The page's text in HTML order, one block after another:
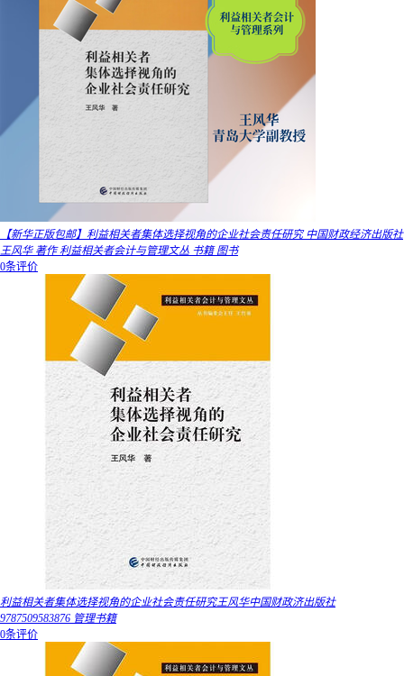
【新华正版包邮】利益相关者集体选择视角的企业社会责任研究 中国财政经济出版社
王风华 著作 利益相关者会计与管理文丛 书籍 图书
0条评价
利益相关者集体选择视角的企业社会责任研究王风华中国财政济出版社
9787509583876 管理书籍
0条评价